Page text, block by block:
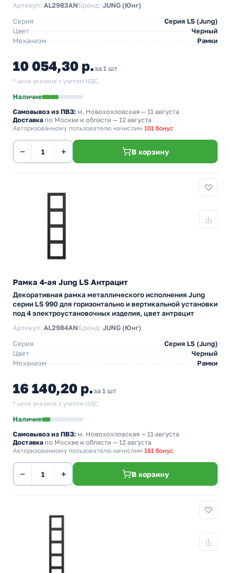
Артикул: AL2983ANБренд: JUNG (Юнг)
Серия
Серия LS (Jung)
Цвет
Черный
Механизм
Рамки
10 054,30 р.за 1 шт
* цена указана с учетом НДС.
Наличие
Самовывоз из ПВЗ: м. Новохохловская — 11 августа
Доставка по Москве и области — 12 августа
Авторизованному пользователю начислим 101 бонус
− + В корзину
Рамка 4-ая Jung LS Антрацит
Декоративная рамка металлического исполнения Jung
серии LS 990 для горизонтально и вертикальной установки
под 4 электроустановочных изделия, цвет антрацит
Артикул: AL2984ANБренд: JUNG (Юнг)
Серия
Серия LS (Jung)
Цвет
Черный
Механизм
Рамки
16 140,20 р.за 1 шт
* цена указана с учетом НДС.
Наличие
Самовывоз из ПВЗ: м. Новохохловская — 11 августа
Доставка по Москве и области — 12 августа
Авторизованному пользователю начислим 161 бонус
− + В корзину